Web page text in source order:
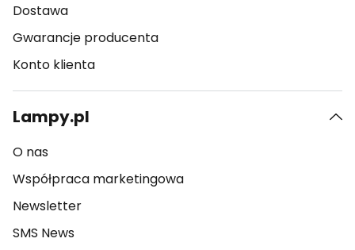
Dostawa
Gwarancje producenta
Konto klienta
Lampy.pl
O nas
Współpraca marketingowa
Newsletter
SMS News